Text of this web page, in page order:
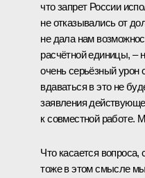
что запрет России
не отказывались от
не дала нам
расчётной единицы, –
очень серьёзный
вдаваться в это не
заявления
к совместной работе.
Что касается вопроса,
тоже в этом смысле мы